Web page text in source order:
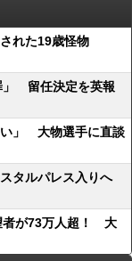
れた19歳怪物
」 留任決定を英報
い」 大物選手に直談
タルパレス入りへ
者が73万人超！ 大